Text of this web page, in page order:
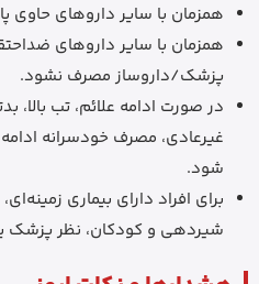
همزمان با سایر داروهای حاوی
همزمان با سایر داروهای
پزشک/داروساز مصرف نشود.
در صورت ادامه علائم، تب بالا،
غیرعادی، مصرف خودسرانه
شود.
برای افراد دارای بیماری
شیردهی و کودکان، نظر پزشک